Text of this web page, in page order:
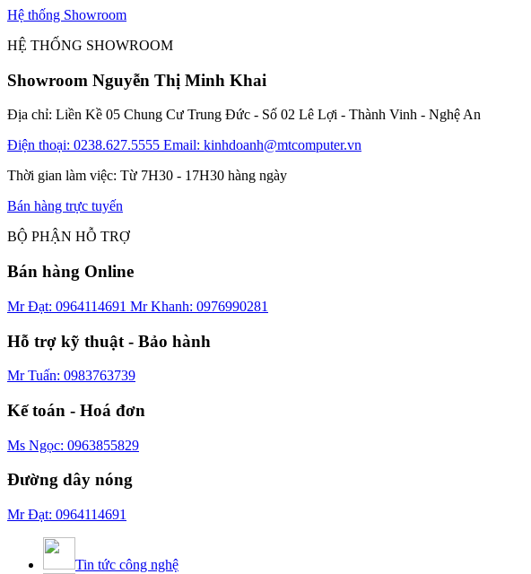
Hệ thống Showroom
HỆ THỐNG SHOWROOM
Showroom Nguyễn Thị Minh Khai
Địa chỉ: Liền Kề 05 Chung Cư Trung Đức - Số 02 Lê Lợi - Thành Vinh - Nghệ An
Điện thoại: 0238.627.5555 Email: kinhdoanh@mtcomputer.vn
Thời gian làm việc: Từ 7H30 - 17H30 hàng ngày
Bán hàng trực tuyến
BỘ PHẬN HỖ TRỢ
Bán hàng Online
Mr Đạt: 0964114691 Mr Khanh: 0976990281
Hỗ trợ kỹ thuật - Bảo hành
Mr Tuấn: 0983763739
Kế toán - Hoá đơn
Ms Ngọc: 0963855829
Đường dây nóng
Mr Đạt: 0964114691
Tin tức công nghệ